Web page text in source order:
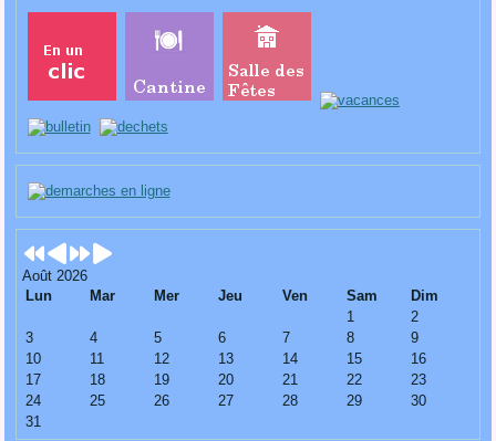
Août 2026
Lun
Mar Mer Jeu Ven Sam
Dim
1
2
3
4 5 6 7 8
9
10
11 12 13 14 15
16
17
18 19 20 21 22
23
24
25 26 27 28 29
30
31